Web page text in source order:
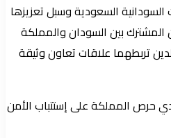
السعودية وسبل تعزيزها
المشترك بين السودان والمملكة
تربطهما علاقات تعاون وثيقة
حرص المملكة على إستتباب الأمن